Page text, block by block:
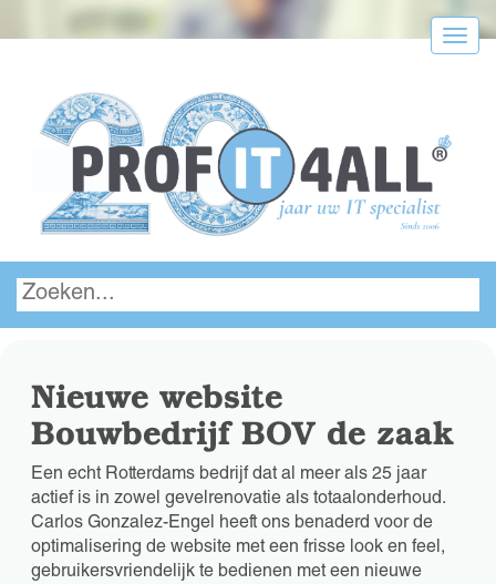
Menu
Nieuwe website
Bouwbedrijf BOV de zaak
Een echt Rotterdams bedrijf dat al meer als 25 jaar
actief is in zowel gevelrenovatie als totaalonderhoud.
Carlos Gonzalez-Engel heeft ons benaderd voor de
optimalisering de website met een frisse look en feel,
gebruikersvriendelijk te bedienen met een nieuwe